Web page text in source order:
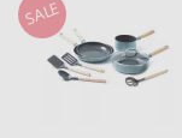
SALE